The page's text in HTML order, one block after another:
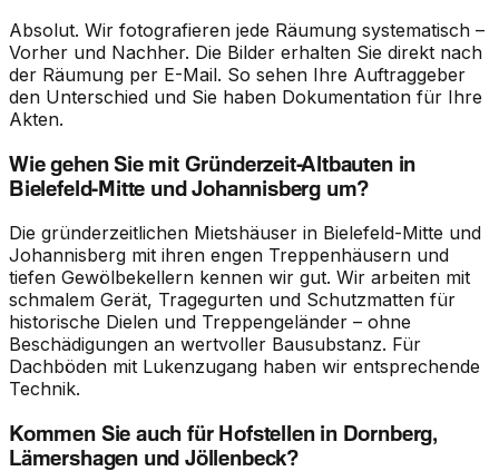
Absolut. Wir fotografieren jede Räumung systematisch –
Vorher und Nachher. Die Bilder erhalten Sie direkt nach
der Räumung per E-Mail. So sehen Ihre Auftraggeber
den Unterschied und Sie haben Dokumentation für Ihre
Akten.
Wie gehen Sie mit Gründerzeit-Altbauten in
Bielefeld-Mitte und Johannisberg um?
Die gründerzeitlichen Mietshäuser in Bielefeld-Mitte und
Johannisberg mit ihren engen Treppenhäusern und
tiefen Gewölbekellern kennen wir gut. Wir arbeiten mit
schmalem Gerät, Tragegurten und Schutzmatten für
historische Dielen und Treppengeländer – ohne
Beschädigungen an wertvoller Bausubstanz. Für
Dachböden mit Lukenzugang haben wir entsprechende
Technik.
Kommen Sie auch für Hofstellen in Dornberg,
Lämershagen und Jöllenbeck?